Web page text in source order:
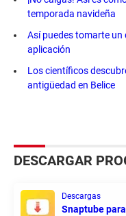
temporada navideña
Así puedes tomarte un
aplicación
Los científicos
antigüedad en Belice
DESCARGAR
Descargas
Snaptube